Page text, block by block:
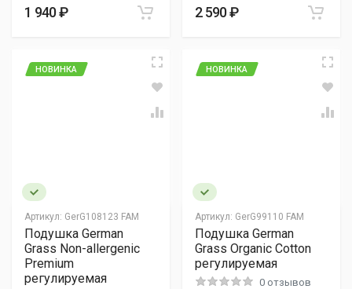
1 940 ₽ 2 590 ₽
Артикул: GerG108123 FAM
НОВИНКА
Подушка German
Grass Non-allergenic
Premium
регулируемая
Артикул: GerG99110 FAM
НОВИНКА
Подушка German
Grass Organic Cotton
регулируемая
0 отзывов